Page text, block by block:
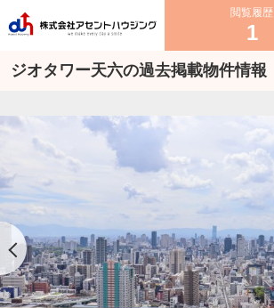
閲覧履歴
1
ジオタワー天六の過去掲載物件情報